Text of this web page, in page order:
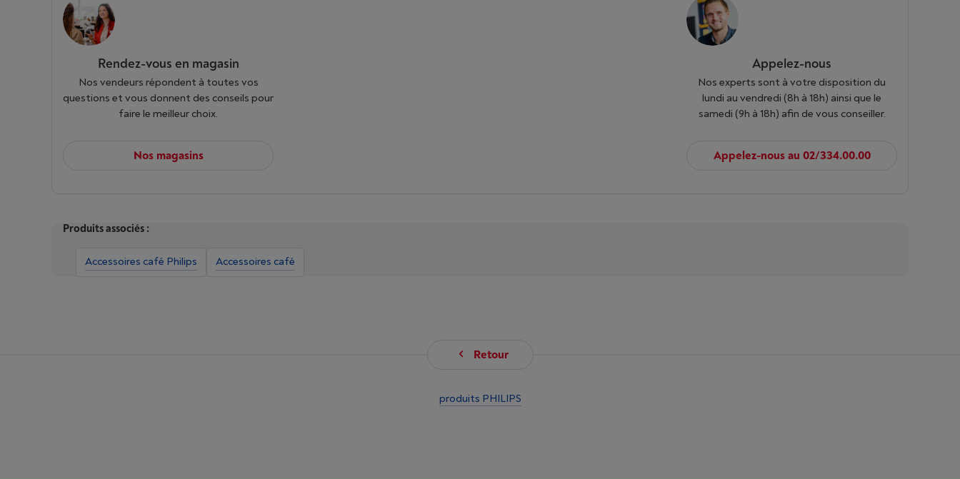
Rendez-vous en magasin
Nos vendeurs répondent à toutes vos
questions et vous donnent des conseils pour
faire le meilleur choix.
Nos magasins
Appelez-nous
Nos experts sont à votre disposition du
lundi au vendredi (8h à 18h) ainsi que le
samedi (9h à 18h) afin de vous conseiller.
Appelez-nous au 02/334.00.00
Produits associés :
Accessoires café Philips Accessoires café
Retour
produits PHILIPS